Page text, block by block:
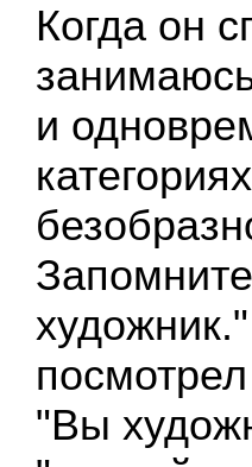
Когда он
и
"Вы